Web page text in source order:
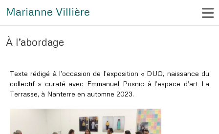
Marianne Villière
À l’abordage
Texte rédigé à l’occasion de l’exposition « DUO, naissance du
collectif » curaté avec Emmanuel Posnic à l’espace d’art La
Terrasse, à Nanterre en automne 2023.